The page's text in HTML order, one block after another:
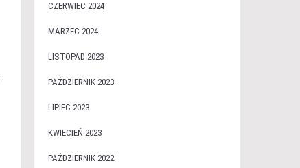
CZERWIEC 2024
MARZEC 2024
LISTOPAD 2023
PAŹDZIERNIK 2023
LIPIEC 2023
KWIECIEŃ 2023
PAŹDZIERNIK 2022